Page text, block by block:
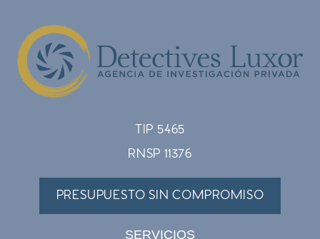
TIP 5465
RNSP 11376
PRESUPUESTO SIN COMPROMISO
SERVICIOS